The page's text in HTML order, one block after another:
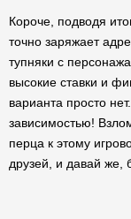
Короче, подводя
точно заряжает
тупняки с
высокие ставки и
варианта просто
зависимостью!
перца к этому
друзей, и давай же,